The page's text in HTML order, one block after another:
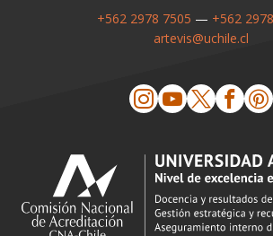
+562 2978 7505 — +562
artevis@uchile.cl